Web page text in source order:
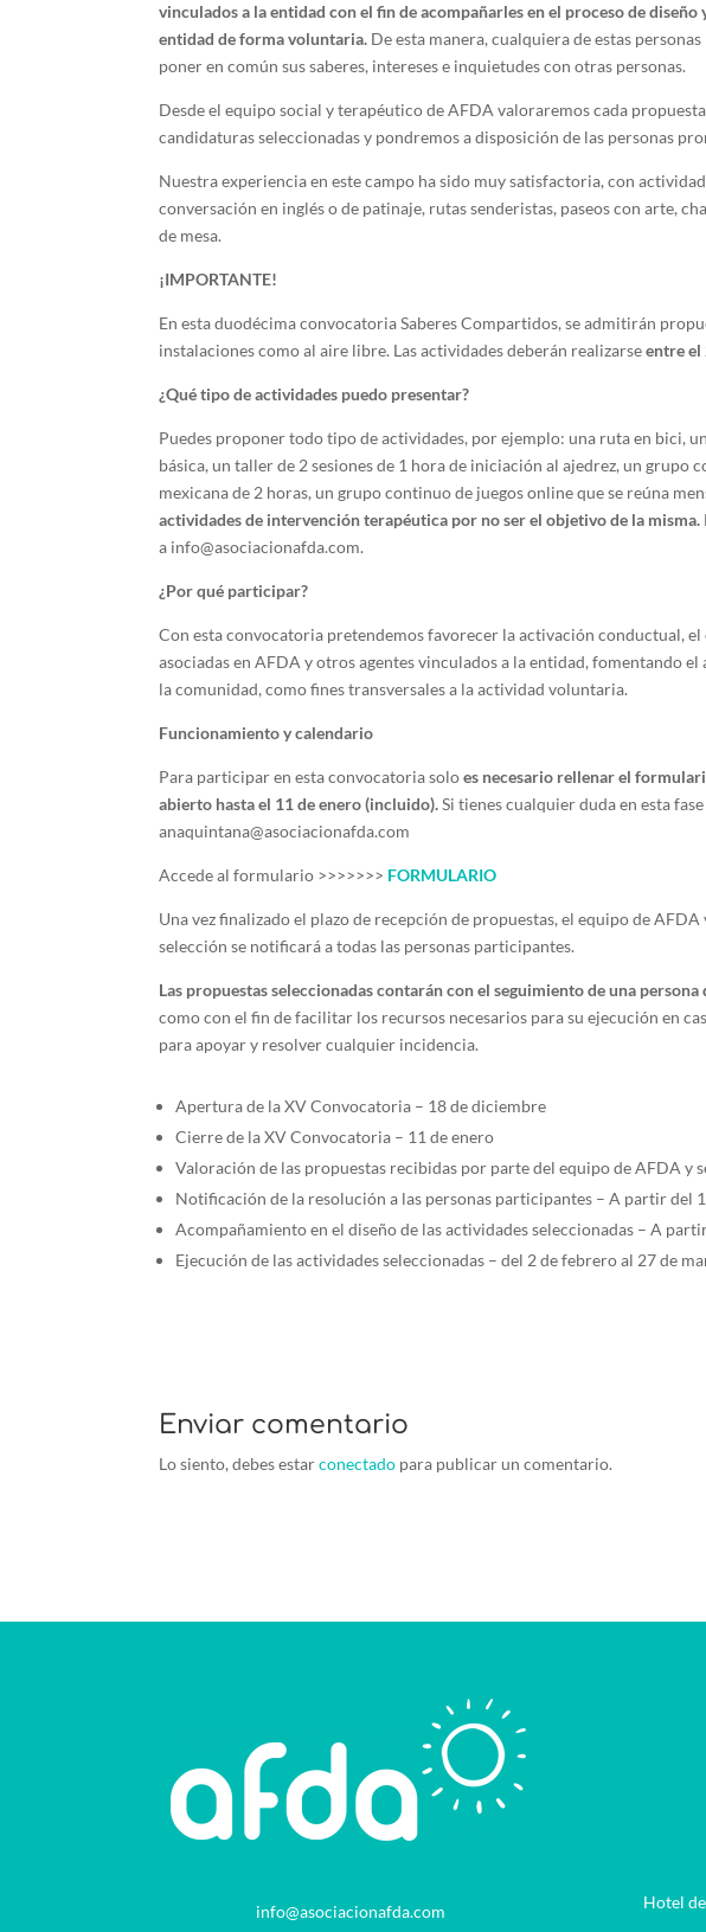
vinculados a la entidad con el fin de acompañarles en el proceso de
entidad de forma voluntaria. De esta manera, cualquiera de estas
poner en común sus saberes, intereses e inquietudes con otras personas.
Desde el equipo social y terapéutico de AFDA valoraremos cada
candidaturas seleccionadas y pondremos a disposición de las personas
Nuestra experiencia en este campo ha sido muy satisfactoria, con
conversación en inglés o de patinaje, rutas senderistas, paseos con arte,
de mesa.
¡IMPORTANTE!
En esta duodécima convocatoria Saberes Compartidos, se admitirán
instalaciones como al aire libre. Las actividades deberán realizarseentre el
¿Qué tipo de actividades puedo presentar?
Puedes proponer todo tipo de actividades, por ejemplo: una ruta en bici,
básica, un taller de 2 sesiones de 1 hora de iniciación al ajedrez, un grupo
mexicana de 2 horas, un grupo continuo de juegos online que se reúna
actividades de intervención terapéutica por no ser el objetivo de la misma.
a info@asociacionafda.com.
¿Por qué participar?
Con esta convocatoria pretendemos favorecer la activación conductual,
asociadas en AFDA y otros agentes vinculados a la entidad,
la comunidad, como fines transversales a la actividad voluntaria.
Funcionamiento y calendario
Para participar en esta convocatoria soloes necesario rellenar el
abierto hasta el 11 de enero (incluido).Si tienes cualquier duda en esta
anaquintana@asociacionafda.com
Accede al formulario >>>>>>> FORMULARIO
Una vez finalizado el plazo de recepción de propuestas, el equipo de
selección se notificará a todas las personas participantes.
Las propuestas seleccionadas contarán con el seguimiento de una
como con el fin de facilitar los recursos necesarios para su ejecución en
para apoyar y resolver cualquier incidencia.
Apertura de la XV Convocatoria – 18 de diciembre
Cierre de la XV Convocatoria – 11 de enero
Valoración de las propuestas recibidas por parte del equipo de AFDA
Notificación de la resolución a las personas participantes – A partir del
Acompañamiento en el diseño de las actividades seleccionadas – A
Ejecución de las actividades seleccionadas – del 2 de febrero al 27 de
Enviar comentario
Lo siento, debes estarconectado para publicar un comentario.
info@asociacionafda.com
Hotel